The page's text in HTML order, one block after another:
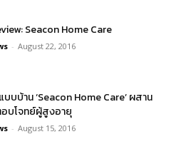
Seacon Home Care
- August 22, 2016
บบ้าน ‘Seacon Home Care’ ผสาน
บโจทย์ผู้สูงอายุ
- August 15, 2016